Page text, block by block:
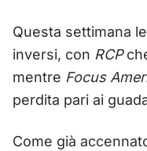
Questa settimana
inversi, con RCP
mentre Focus
perdita pari ai
Come già